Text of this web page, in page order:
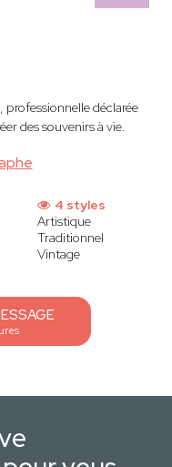
déclarée
des souvenirs à vie.
4 styles
Artistique
Traditionnel
Vintage